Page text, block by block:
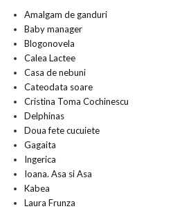
Amalgam de ganduri
Baby manager
Blogonovela
Calea Lactee
Casa de nebuni
Cateodata soare
Cristina Toma Cochinescu
Delphinas
Doua fete cucuiete
Gagaita
Ingerica
Ioana. Asa si Asa
Kabea
Laura Frunza